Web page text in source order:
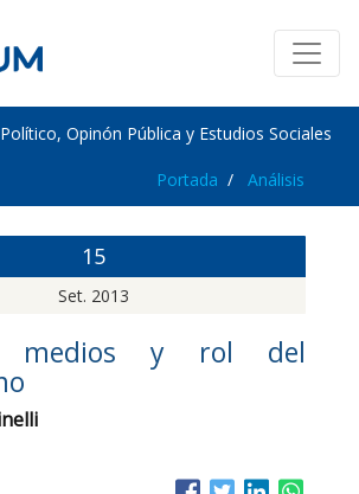
Opinón Pública y Estudios Sociales
Portada Análisis
15
Set. 2013
medios y rol del